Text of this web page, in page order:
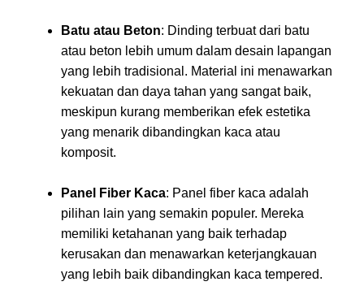
Batu atau Beton: Dinding terbuat dari batu
atau beton lebih umum dalam desain lapangan
yang lebih tradisional. Material ini menawarkan
kekuatan dan daya tahan yang sangat baik,
meskipun kurang memberikan efek estetika
yang menarik dibandingkan kaca atau
komposit.
Panel Fiber Kaca: Panel fiber kaca adalah
pilihan lain yang semakin populer. Mereka
memiliki ketahanan yang baik terhadap
kerusakan dan menawarkan keterjangkauan
yang lebih baik dibandingkan kaca tempered.